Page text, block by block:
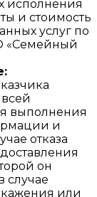
исполнения
и стоимость
услуг по
«Семейный
выполнения
и
отказа
он
случае
или